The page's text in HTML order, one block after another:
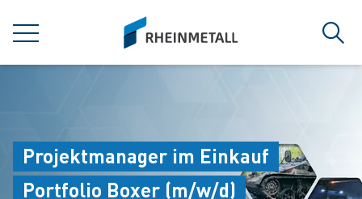
MENU
siteLogo
Projektmanager im Einkauf
Portfolio Boxer (m/w/d)